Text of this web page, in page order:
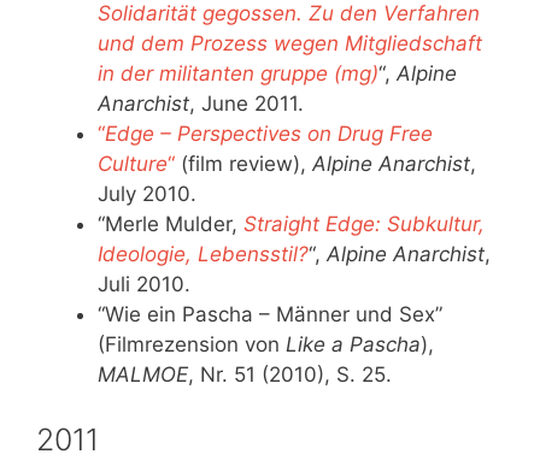
Solidarität gegossen. Zu den Verfahren
und dem Prozess wegen Mitgliedschaft
in der militanten gruppe (mg)“, Alpine
Anarchist, June 2011.
“Edge – Perspectives on Drug Free
Culture“ (film review), Alpine Anarchist,
July 2010.
“Merle Mulder, Straight Edge: Subkultur,
Ideologie, Lebensstil?“, Alpine Anarchist,
Juli 2010.
“Wie ein Pascha – Männer und Sex”
(Filmrezension von Like a Pascha),
MALMOE, Nr. 51 (2010), S. 25.
2011